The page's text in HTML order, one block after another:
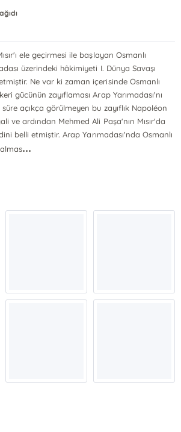
ele geçirmesi ile başlayan Osmanlı
üzerindeki hâkimiyeti I. Dünya Savaşı
Ne var ki zaman içerisinde Osmanlı
gücünün zayıflaması Arap Yarımadası'nı
açıkça görülmeyen bu zayıflık Napoléon
ve ardından Mehmed Ali Paşa'nın Mısır'da
belli etmiştir. Arap Yarımadası'nda Osmanlı
...